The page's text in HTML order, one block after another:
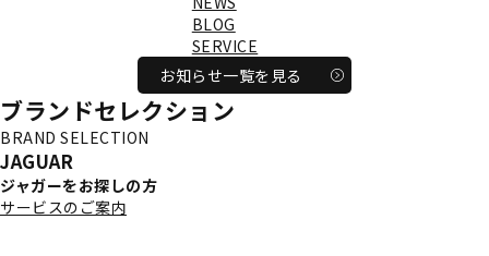
BLOG
SERVICE
お知らせ一覧を見る
ブランドセレクション
BRAND SELECTION
JAGUAR
ジャガーをお探しの方
サービスのご案内